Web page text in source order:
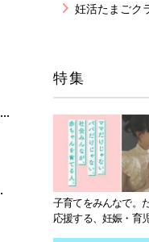
妊活たまごク
特集
子育てをみんなで。
応援する、妊娠・育